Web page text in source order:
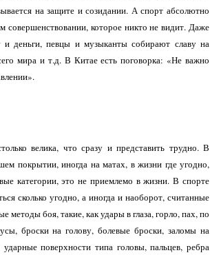
на защите и созидании. А спорт абсолютно
совершенствовании, которое никто не видит. Даже
и деньги, певцы и музыканты собирают славу на
мира и т.д. В Китае есть поговорка: «Не важно
велика, что сразу и представить трудно. В
покрытии, иногда на матах, в жизни где угодно,
категории, это не приемлемо в жизни. В спорте
сколько угодно, а иногда и наоборот, считанные
боя, такие, как удары в глаза, горло, пах, по
броски на голову, болевые броски, заломы на
поверхности типа головы, пальцев, ребра